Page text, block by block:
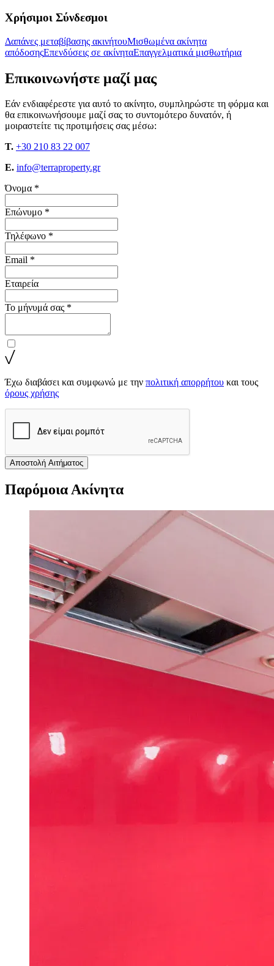
Χρήσιμοι Σύνδεσμοι
Δαπάνες μεταβίβασης ακινήτουΜισθωμένα ακίνητα
απόδοσηςΕπενδύσεις σε ακίνηταΕπαγγελματικά μισθωτήρια
Επικοινωνήστε μαζί μας
Εάν ενδιαφέρεστε για αυτό το ακίνητο, συμπληρώστε τη φόρμα και
θα επικοινωνήσουμε μαζί σας το συντομότερο δυνατόν, ή
μοιραστείτε τις προτιμήσεις σας μέσω:
T. +30 210 83 22 007
E. info@terraproperty.gr
Όνομα *
Επώνυμο *
Τηλέφωνο *
Email *
Εταιρεία
Το μήνυμά σας *
Έχω διαβάσει και συμφωνώ με την πολιτική απορρήτου και τους
όρους χρήσης
Αποστολή Αιτήματος
Παρόμοια Ακίνητα